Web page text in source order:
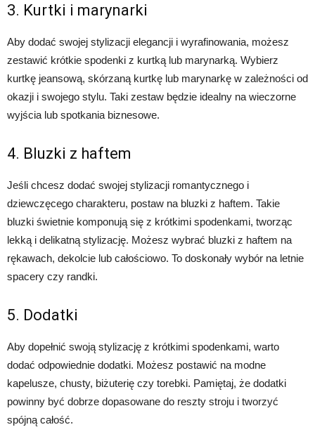
3. Kurtki i marynarki
Aby dodać swojej stylizacji elegancji i wyrafinowania, możesz
zestawić krótkie spodenki z kurtką lub marynarką. Wybierz
kurtkę jeansową, skórzaną kurtkę lub marynarkę w zależności od
okazji i swojego stylu. Taki zestaw będzie idealny na wieczorne
wyjścia lub spotkania biznesowe.
4. Bluzki z haftem
Jeśli chcesz dodać swojej stylizacji romantycznego i
dziewczęcego charakteru, postaw na bluzki z haftem. Takie
bluzki świetnie komponują się z krótkimi spodenkami, tworząc
lekką i delikatną stylizację. Możesz wybrać bluzki z haftem na
rękawach, dekolcie lub całościowo. To doskonały wybór na letnie
spacery czy randki.
5. Dodatki
Aby dopełnić swoją stylizację z krótkimi spodenkami, warto
dodać odpowiednie dodatki. Możesz postawić na modne
kapelusze, chusty, biżuterię czy torebki. Pamiętaj, że dodatki
powinny być dobrze dopasowane do reszty stroju i tworzyć
spójną całość.